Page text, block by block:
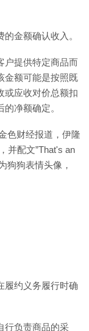
金额确认收入。
户提供特定商品而
金额可能是按照既
或应收对价总额扣
净额确定。
色财经报道，伊隆
并配文”That's an
狗狗表情头像，
履约义务履行时确
行负责商品的采